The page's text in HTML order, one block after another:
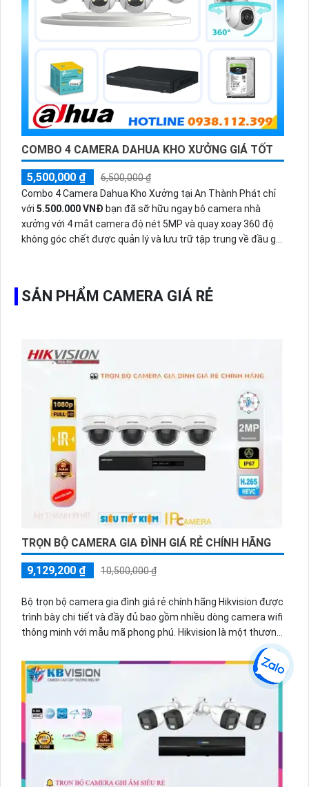
COMBO 4 CAMERA DAHUA KHO XƯỞNG GIÁ TỐT
5,500,000 ₫
6,500,000 ₫
Combo 4 Camera Dahua Kho Xưởng tại An Thành Phát chỉ
với 5.500.000 VNĐ bạn đã sỡ hữu ngay bộ camera nhà
xưởng với 4 mắt camera độ nét 5MP và quay xoay 360 độ
không góc chết được quản lý và lưu trữ tập trung về đầu ghi
SẢN PHẨM CAMERA GIÁ RẺ
TRỌN BỘ CAMERA GIA ĐÌNH GIÁ RẺ CHÍNH HÃNG
9,129,200 ₫ 10,500,000 ₫
Bộ trọn bộ camera gia đình giá rẻ chính hãng Hikvision được
trình bày chi tiết và đầy đủ bao gồm nhiều dòng camera wifi
thông minh với mẫu mã phong phú. Hikvision là một thương
hiệu nổi tiếng trong lĩnh vực camera an ninh và đảm bảo
chất lượng tốt.
Bộ trọn bộ camera gia đình gồm các thiết bị như camera IP,
đầu ghi hình, ổ cứng lưu trữ và các phụ kiện kèm theo. Các
dòng camera wifi thông minh của Hikvision có thể kết nối
với mạng không dây, cho phép người dùng dễ dàng giám sát
từ xa qua điện thoại di động hoặc máy tính.
Với chất lượng thu hình cao, camera Hikvision cho phép
Hình ảnh được truyền tải nhanh chóng và ổn định, giúp